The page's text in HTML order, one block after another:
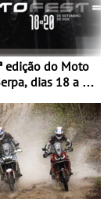
dias 18 a 20
invade o Baixo